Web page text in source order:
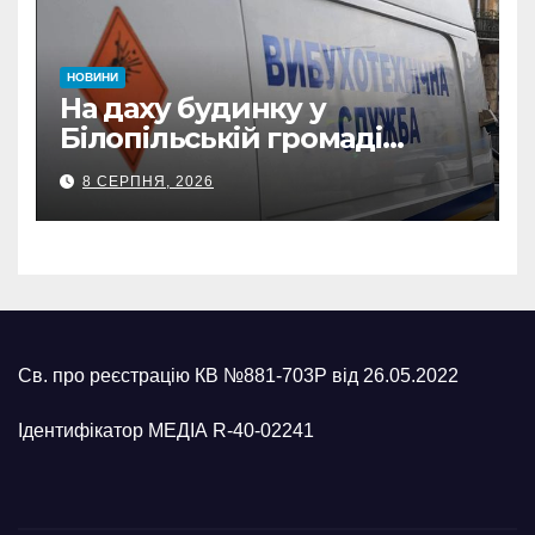
НОВИНИ
На даху будинку у
Білопільській громаді
знайшли 120-мм міну
8 СЕРПНЯ, 2026
Св. про реєстрацію КВ №881-703Р від 26.05.2022
Ідентифікатор МЕДІА R-40-02241